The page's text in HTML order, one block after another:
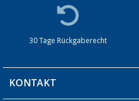
30 Tage Rückgaberecht
KONTAKT